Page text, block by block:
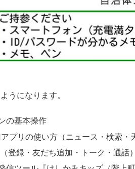
うになります。
の基本操作
プリの使い方（ニュース・検索・
登録・友だち追加・トーク・通話）